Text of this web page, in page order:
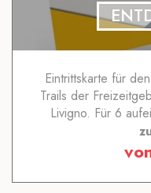
Eintrittskarte für
Trails der
Livigno. Für 6